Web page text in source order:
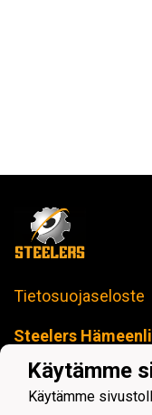
Tietosuojaseloste
Steelers
Loimua Areena
Härkätie 17 B,
Y-tunnus: 2414280-
Käytämme
Käytämme